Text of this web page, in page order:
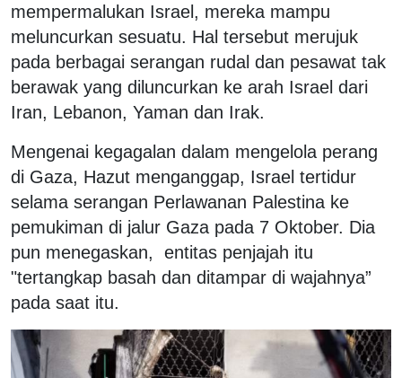
mempermalukan Israel, mereka mampu
meluncurkan sesuatu. Hal tersebut merujuk
pada berbagai serangan rudal dan pesawat tak
berawak yang diluncurkan ke arah Israel dari
Iran, Lebanon, Yaman dan Irak.
Mengenai kegagalan dalam mengelola perang
di Gaza, Hazut menganggap, Israel tertidur
selama serangan Perlawanan Palestina ke
pemukiman di jalur Gaza pada 7 Oktober. Dia
pun menegaskan, entitas penjajah itu
"tertangkap basah dan ditampar di wajahnya”
pada saat itu.